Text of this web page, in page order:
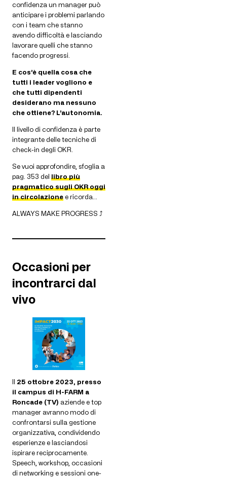
confidenza un manager può
anticipare i problemi parlando
con i team che stanno
avendo difficoltà e lasciando
lavorare quelli che stanno
facendo progressi.
E cos’è quella cosa che
tutti i leader vogliono e
che tutti dipendenti
desiderano ma nessuno
che ottiene? L’autonomia.
Il livello di confidenza è parte
integrante delle tecniche di
check-in degli OKR.
Se vuoi approfondire, sfoglia a
pag. 353 del libro più
pragmatico sugli OKR oggi
in circolazione e ricorda…
ALWAYS MAKE PROGRESS ⤴
Occasioni per
incontrarci dal
vivo
Il 25 ottobre 2023, presso
il campus di H-FARM a
Roncade (TV) aziende e top
manager avranno modo di
confrontarsi sulla gestione
organizzativa, condividendo
esperienze e lasciandosi
ispirare reciprocamente.
Speech, workshop, occasioni
di networking e sessioni one-